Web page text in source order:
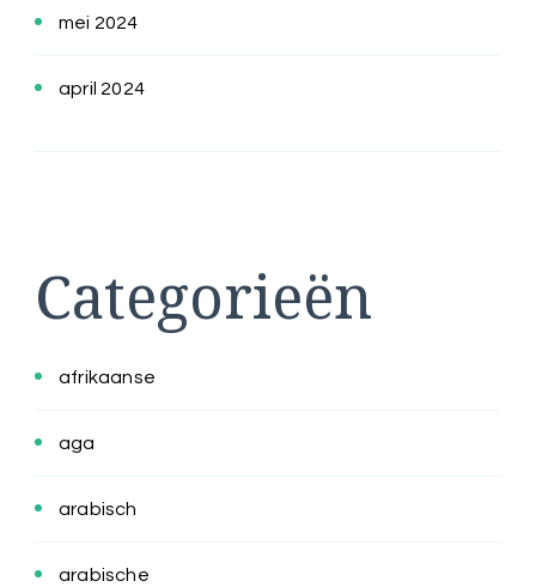
mei 2024
april 2024
Categorieën
afrikaanse
aga
arabisch
arabische